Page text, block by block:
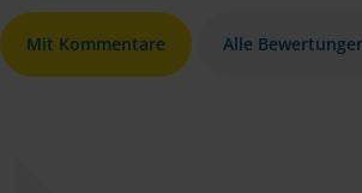
Mit Kommentare Alle